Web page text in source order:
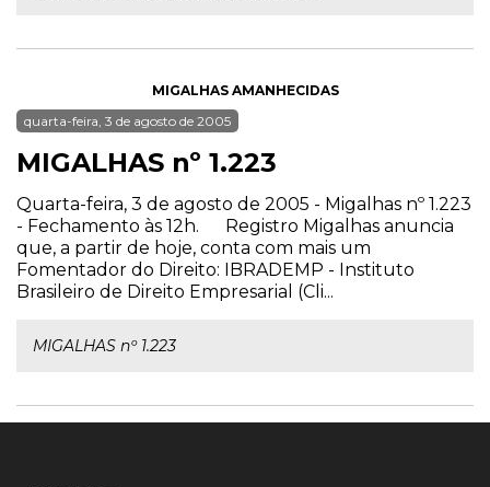
MIGALHAS AMANHECIDAS
quarta-feira, 3 de agosto de 2005
MIGALHAS nº 1.223
Quarta-feira, 3 de agosto de 2005 - Migalhas nº 1.223
- Fechamento às 12h. Registro Migalhas anuncia
que, a partir de hoje, conta com mais um
Fomentador do Direito: IBRADEMP - Instituto
Brasileiro de Direito Empresarial (Cli...
MIGALHAS nº 1.223